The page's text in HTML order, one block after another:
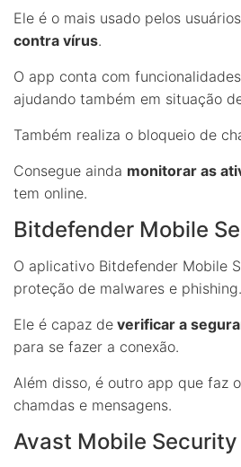
Ele é o mais usado pelos
contra vírus.
O app conta com
ajudando também em situação
Também realiza o bloqueio de
Consegue ainda monitorar as
tem online.
Bitdefender Mobile
O aplicativo Bitdefender Mobile
proteção de malwares e phishing.
Ele é capaz de verificar a
para se fazer a conexão.
Além disso, é outro app que faz
chamdas e mensagens.
Avast Mobile Security